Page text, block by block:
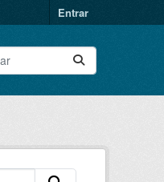
Entrar